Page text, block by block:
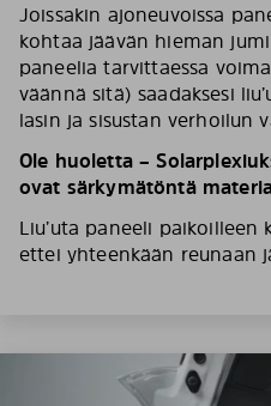
Joissakin ajoneuvoissa
kohtaa jäävän hieman
paneelia tarvittaessa
väännä sitä) saadaksesi
lasin ja sisustan verhoilun
Ole huoletta –
ovat särkymätöntä
Liu’uta paneeli paikoilleen
ettei yhteenkään reunaan